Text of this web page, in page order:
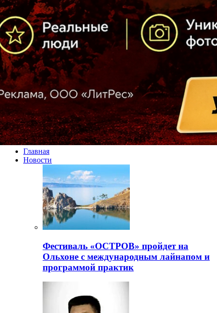
Главная
Новости
Фестиваль «ОСТРОВ» пройдет на
Ольхоне с международным лайнапом и
программой практик